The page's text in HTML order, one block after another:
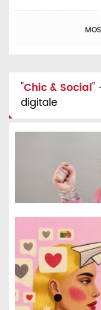
"Chic & Social"
digitale